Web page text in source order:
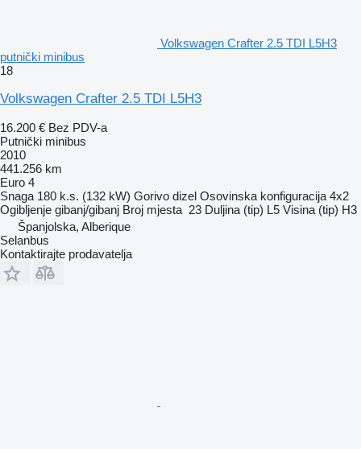
Volkswagen Crafter 2.5 TDI L5H3
putnički minibus
18
Volkswagen Crafter 2.5 TDI L5H3
16.200 € Bez PDV-a
Putnički minibus
2010
441.256 km
Euro 4
Snaga 180 k.s. (132 kW) Gorivo dizel Osovinska konfiguracija 4x2
Ogibljenje gibanj/gibanj Broj mjesta 23 Duljina (tip) L5 Visina (tip) H3
Španjolska, Alberique
Selanbus
Kontaktirajte prodavatelja